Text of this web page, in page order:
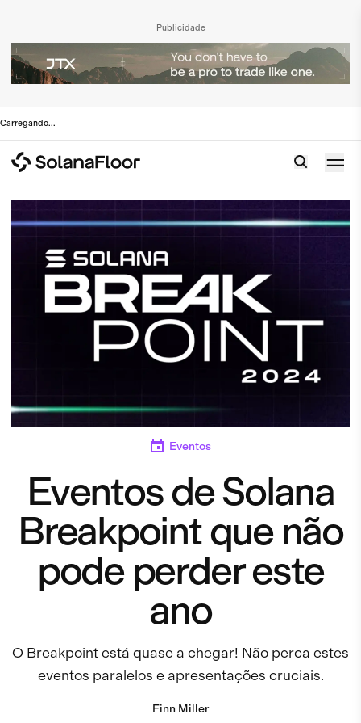
Publicidade
Carregando...
Eventos
Eventos de Solana
Breakpoint que não
pode perder este
ano
O Breakpoint está quase a chegar! Não perca estes
eventos paralelos e apresentações cruciais.
Finn Miller